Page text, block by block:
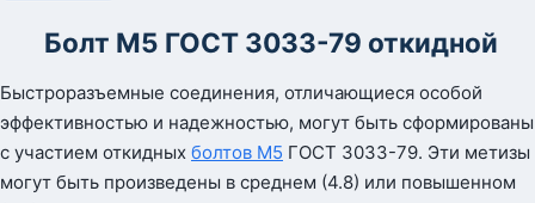
Болт М5 ГОСТ 3033-79 откидной
Быстроразъемные соединения, отличающиеся особой
эффективностью и надежностью, могут быть сформированы
с участием откидных болтов М5 ГОСТ 3033-79. Эти метизы
могут быть произведены в среднем (4.8) или повышенном